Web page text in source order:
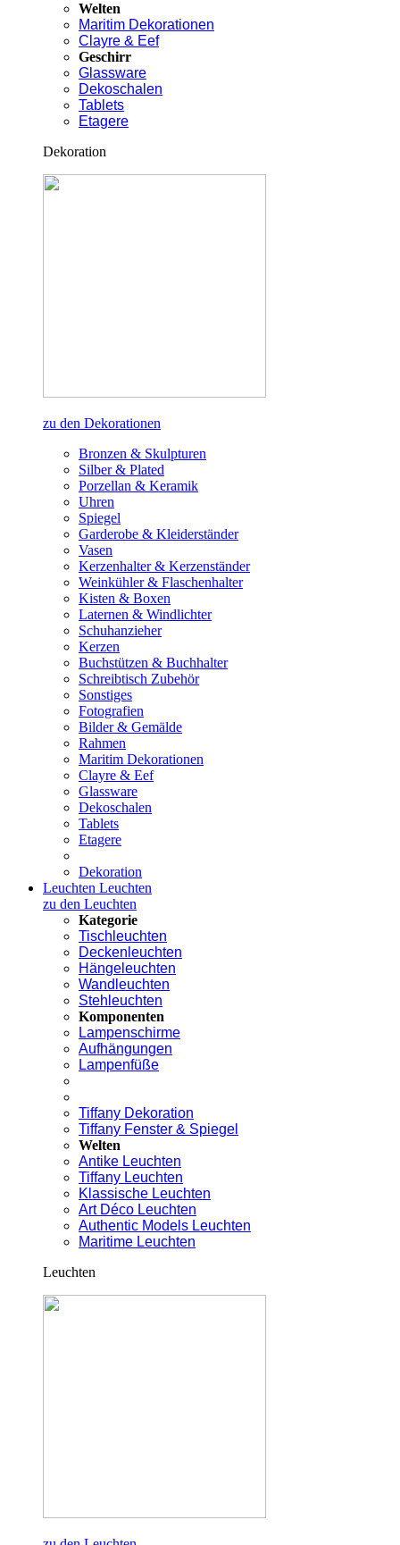
Welten
Maritim Dekorationen
Clayre & Eef
Geschirr
Glassware
Dekoschalen
Tablets
Etagere
Dekoration
zu den Dekorationen
Bronzen & Skulpturen
Silber & Plated
Porzellan & Keramik
Uhren
Spiegel
Garderobe & Kleiderständer
Vasen
Kerzenhalter & Kerzenständer
Weinkühler & Flaschenhalter
Kisten & Boxen
Laternen & Windlichter
Schuhanzieher
Kerzen
Buchstützen & Buchhalter
Schreibtisch Zubehör
Sonstiges
Fotografien
Bilder & Gemälde
Rahmen
Maritim Dekorationen
Clayre & Eef
Glassware
Dekoschalen
Tablets
Etagere
Dekoration
Leuchten Leuchten
zu den Leuchten
Kategorie
Tischleuchten
Deckenleuchten
Hängeleuchten
Wandleuchten
Stehleuchten
Komponenten
Lampenschirme
Aufhängungen
Lampenfüße
Tiffany Dekoration
Tiffany Fenster & Spiegel
Welten
Antike Leuchten
Tiffany Leuchten
Klassische Leuchten
Art Déco Leuchten
Authentic Models Leuchten
Maritime Leuchten
Leuchten